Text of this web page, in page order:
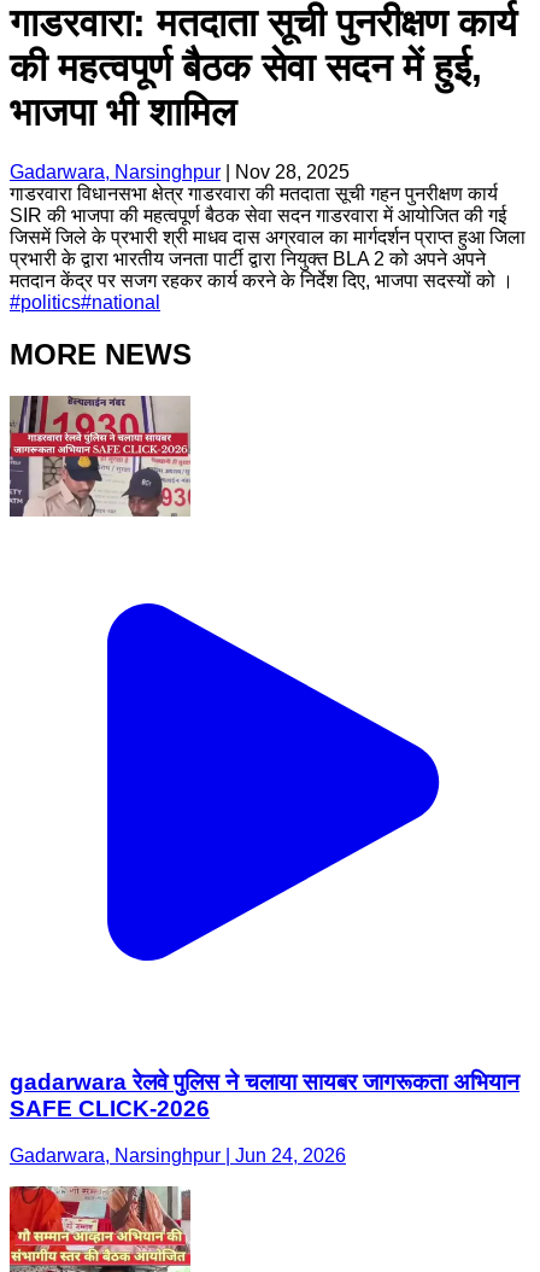
गाडरवारा: मतदाता सूची पुनरीक्षण कार्य
की महत्वपूर्ण बैठक सेवा सदन में हुई,
भाजपा भी शामिल
Gadarwara, Narsinghpur
Nov 28, 2025
गाडरवारा विधानसभा क्षेत्र गाडरवारा की मतदाता सूची गहन पुनरीक्षण कार्य
SIR की भाजपा की महत्वपूर्ण बैठक सेवा सदन गाडरवारा में आयोजित की गई
जिसमें जिले के प्रभारी श्री माधव दास अग्रवाल का मार्गदर्शन प्राप्त हुआ जिला
प्रभारी के द्वारा भारतीय जनता पार्टी द्वारा नियुक्त BLA 2 को अपने अपने
मतदान केंद्र पर सजग रहकर कार्य करने के निर्देश दिए, भाजपा सदस्यों को ।
#politics#national
MORE NEWS
gadarwara रेलवे पुलिस ने चलाया सायबर जागरूकता अभियान
SAFE CLICK-2026
Gadarwara, Narsinghpur | Jun 24, 2026